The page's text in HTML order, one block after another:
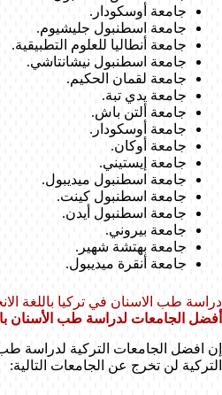
جامعة أوسكودار.
جامعة اسطنبول جليشيوم.
جامعة أنطاليا للعلوم التطبيقية.
جامعة اسطنبول نيشانتاشي.
جامعة لقمان الحكيم.
جامعة يدي تبة.
جامعة ألتن باش.
جامعة أوسكودار.
جامعة أوكان.
جامعة إيستيني.
جامعة اسطنبول ميديبول.
جامعة اسطنبول كينت.
جامعة اسطنبول أيدن.
جامعة بيروني.
جامعة بهتشة شهير.
جامعة أنقرة ميديبول.
دراسة طب الاسنان في تركيا باللغة
أفضل الجامعات لدراسة طب الأسنان
إن افضل الجامعات التركية لدراسة طب
التركية لن تخرج عن الجامعات التالية: